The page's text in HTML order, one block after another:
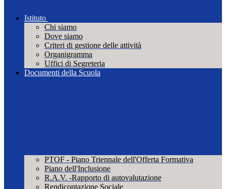
Istituto
Chi siamo
Dove siamo
Criteri di gestione delle attività
Organigramma
Uffici di Segreteria
Documenti della Scuola
PTOF - Piano Triennale dell'Offerta Formativa
Piano dell'Inclusione
R.A.V. -Rapporto di autovalutazione
Rendicontazione Sociale